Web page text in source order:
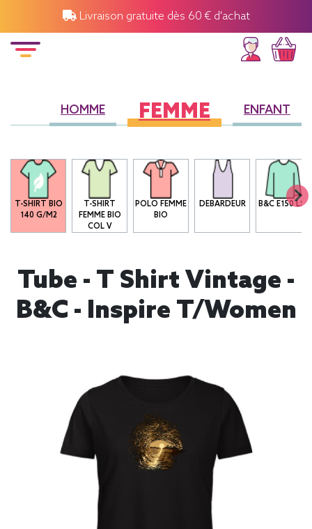
Livraison gratuite dès 60 € d'achat
HOMME FEMME ENFANT
T-SHIRT BIO
140 G/M2
T-SHIRT
FEMME BIO
COL V
POLO FEMME
BIO
DEBARDEUR B&C E150 LSL
Tube - T Shirt Vintage -
B&C - Inspire T/women